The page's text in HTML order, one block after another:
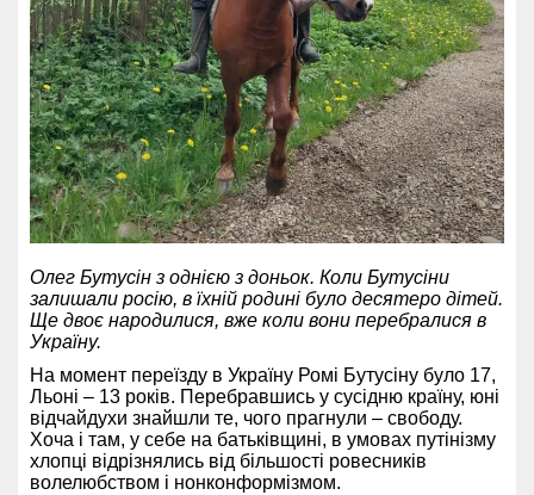
Олег Бутусін з однією з доньок. Коли Бутусіни
залишали росію, в їхній родині було десятеро дітей.
Ще двоє народилися, вже коли вони перебралися в
Україну.
На момент переїзду в Україну Ромі Бутусіну було 17,
Льоні – 13 років. Перебравшись у сусідню країну, юні
відчайдухи знайшли те, чого прагнули – свободу.
Хоча і там, у себе на батьківщині, в умовах путінізму
хлопці відрізнялись від більшості ровесників
волелюбством і нонконформізмом.